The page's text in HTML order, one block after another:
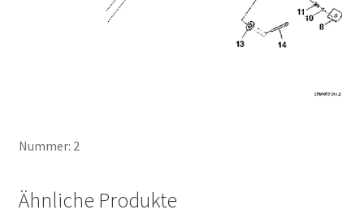
Nummer: 2
Ähnliche Produkte